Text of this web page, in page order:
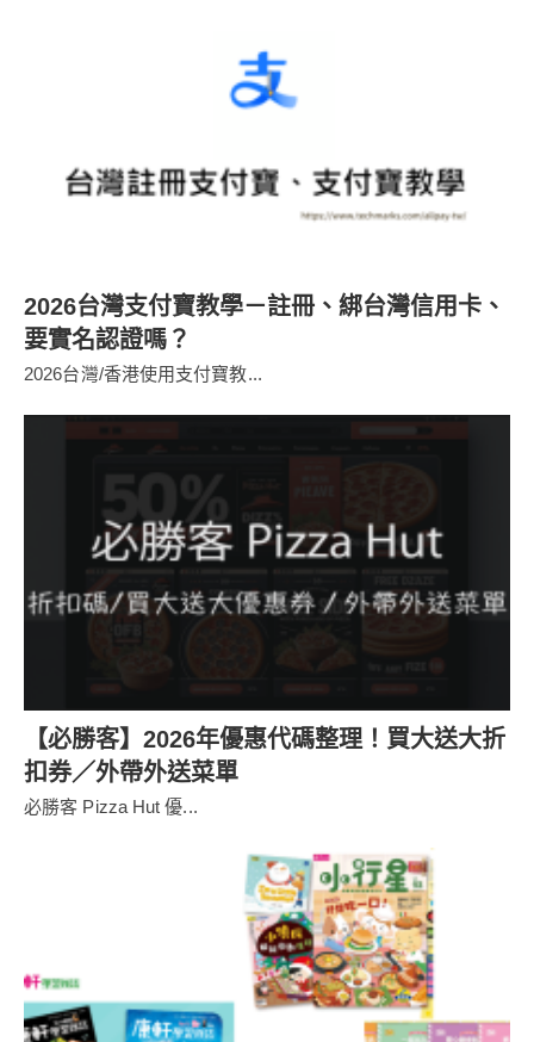
2026台灣支付寶教學－註冊、綁台灣信用卡、
要實名認證嗎？
2026台灣/香港使用支付寶教...
【必勝客】2026年優惠代碼整理！買大送大折
扣券／外帶外送菜單
必勝客 Pizza Hut 優...